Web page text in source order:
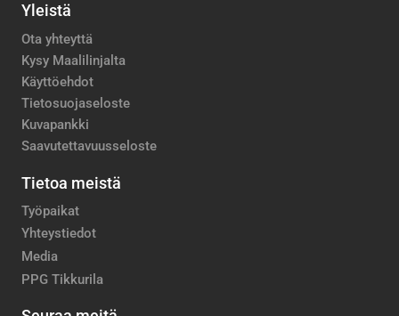
Yleistä
Ota yhteyttä
Kysy Maalilinjalta
Käyttöehdot
Tietosuojaseloste
Kuvapankki
Saavutettavuusseloste
Tietoa meistä
Työpaikat
Yhteystiedot
Media
PPG Tikkurila